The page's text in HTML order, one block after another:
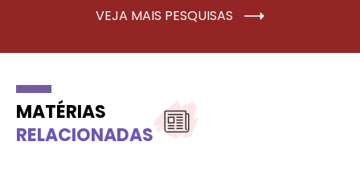
VEJA MAIS PESQUISAS
MATÉRIAS
RELACIONADAS